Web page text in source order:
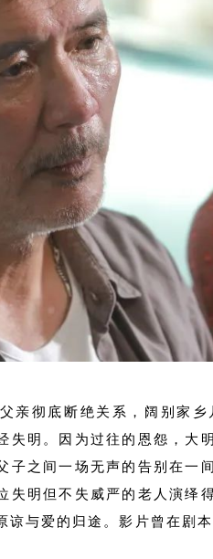
亲彻底断绝关系，阔别家
失明。因为过往的恩怨，大
子之间一场无声的告别在一
失明但不失威严的老人演绎
谅与爱的归途。影片曾在剧